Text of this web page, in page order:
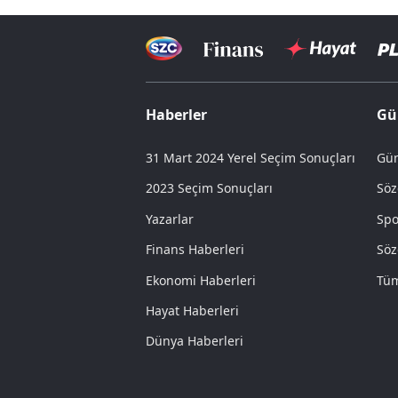
Haberler
31 Mart 2024 Yerel Seçim Sonuçları
2023 Seçim Sonuçları
Yazarlar
Finans Haberleri
Ekonomi Haberleri
Hayat Haberleri
Dünya Haberleri